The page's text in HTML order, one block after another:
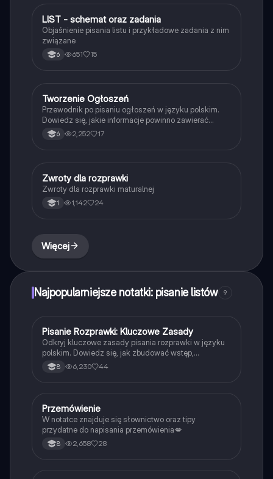
Język polski
LlST - schemat oraz zadania
Objaśnienie pisania listu i przykładowe zadania z nim
związane
6 651 15
Język polski
Tworzenie Ogłoszeń
Przewodnik po pisaniu ogłoszeń w języku polskim.
Dowiedz się, jakie informacje powinno zawierać
ogłoszenie, jak je sformułować oraz zapoznaj się z
przykładem ogłoszenia o giełdzie szkół średnich.
6 2,252 17
Język polski
Zwroty dla rozprawki
Zwroty dla rozprawki maturalnej
1 1,142 24
Więcej
Najpopularniejsze notatki: pisanie listów 9
Język polski
Pisanie Rozprawki: Kluczowe Zasady
Odkryj kluczowe zasady pisania rozprawki w języku
polskim. Dowiedz się, jak zbudować wstęp,
rozwinięcie i zakończenie, oraz poznaj przydatne
zwroty i najczęstsze błędy do unikania. Idealne dla
8 6,230 44
Język polski
Przemówienie
W notatce znajduje się słownictwo oraz tipy
przydatne do napisania przemówienia💋
8 2,658 28